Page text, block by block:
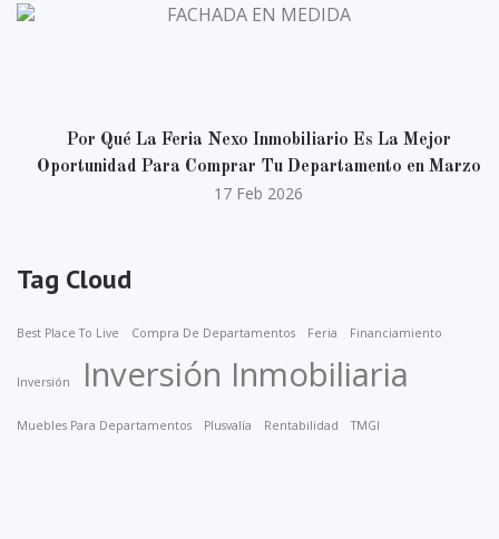
Por Qué La Feria Nexo Inmobiliario Es La Mejor
Oportunidad Para Comprar Tu Departamento en Marzo
17 Feb 2026
Tag Cloud
Best Place To Live Compra De Departamentos Feria Financiamiento
Inversión Inversión Inmobiliaria
Muebles Para Departamentos Plusvalía Rentabilidad TMGI